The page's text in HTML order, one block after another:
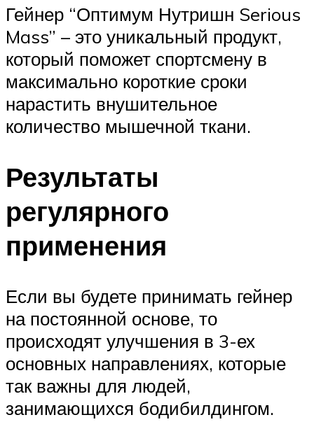
Гейнер “Оптимум Нутришн Serious
Mass” – это уникальный продукт,
который поможет спортсмену в
максимально короткие сроки
нарастить внушительное
количество мышечной ткани.
Результаты
регулярного
применения
Если вы будете принимать гейнер
на постоянной основе, то
происходят улучшения в 3-ех
основных направлениях, которые
так важны для людей,
занимающихся бодибилдингом.